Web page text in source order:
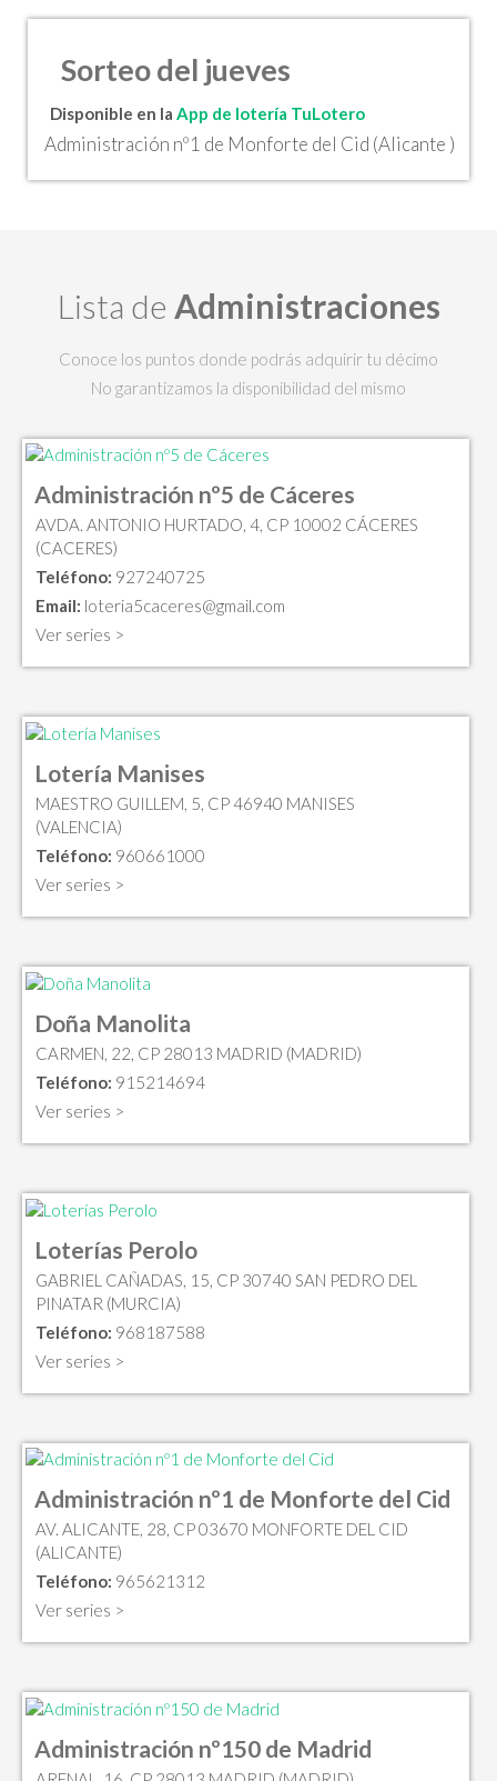
Sorteo del jueves
Disponible en la App de lotería TuLotero
Administración nº1 de Monforte del Cid (Alicante )
Lista de Administraciones
Conoce los puntos donde podrás adquirir tu décimo
No garantizamos la disponibilidad del mismo
Administración nº5 de Cáceres
AVDA. ANTONIO HURTADO, 4, CP 10002 CÁCERES
(CACERES)
Teléfono: 927240725
Email: loteria5caceres@gmail.com
Ver series >
Lotería Manises
MAESTRO GUILLEM, 5, CP 46940 MANISES
(VALENCIA)
Teléfono: 960661000
Ver series >
Doña Manolita
CARMEN, 22, CP 28013 MADRID (MADRID)
Teléfono: 915214694
Ver series >
Loterías Perolo
GABRIEL CAÑADAS, 15, CP 30740 SAN PEDRO DEL
PINATAR (MURCIA)
Teléfono: 968187588
Ver series >
Administración nº1 de Monforte del Cid
AV. ALICANTE, 28, CP 03670 MONFORTE DEL CID
(ALICANTE)
Teléfono: 965621312
Ver series >
Administración nº150 de Madrid